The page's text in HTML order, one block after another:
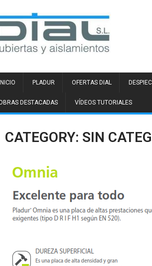
INICIO PLADUR OFERTAS DIAL
DESTACADAS VÍDEOS TUTORIALES
CATEGORY: SIN